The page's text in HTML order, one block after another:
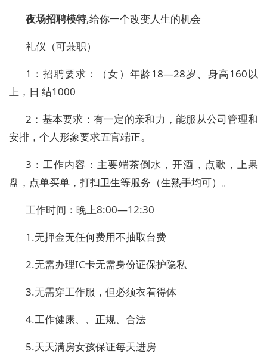
夜场招聘模特,给你一个改变人生的机会
礼仪（可兼职）
1 ：招聘要求：（女）年龄18—28岁、身高160以
上， 日 结1000
2 ：基本要求：有一定的亲和力，能服从公司管理和
安排，个人形象要求五官端正。
3 ：工作内容：主要端茶倒水，开酒，点歌，上果
盘，点单买单，打扫卫生等服务（生熟手均可）。
工作时间：晚上8:00—12:30
1.无押金无任何费用不抽取台费
2.无需办理IC卡无需身份证保护隐私
3.无需穿工作服，但必须衣着得体
4.工作健康、、正规、合法
5.天天满房女孩保证每天进房